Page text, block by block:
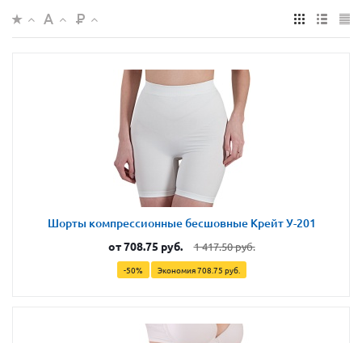
Шорты компрессионные бесшовные Крейт У-201
от708.75 руб. 1 417.50 руб.
-50% Экономия708.75 руб.